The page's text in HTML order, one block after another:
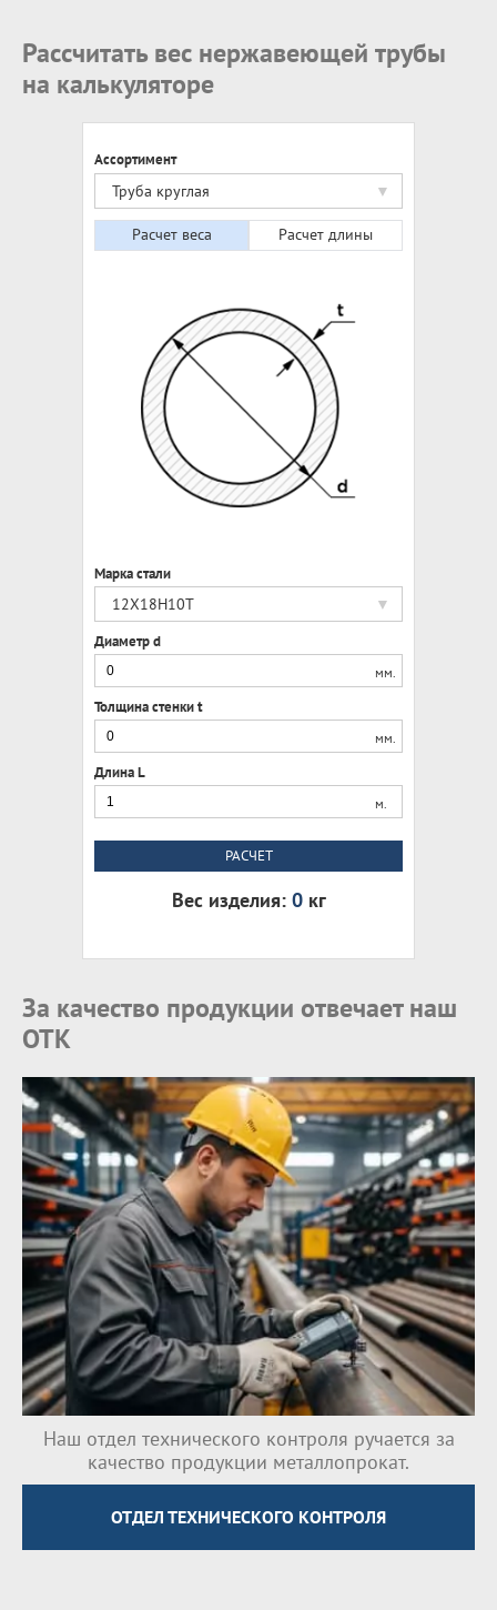
Рассчитать вес нержавеющей трубы
на калькуляторе
Ассортимент
Труба круглая
Расчет веса Расчет длины
Марка стали
12Х18Н10Т
Диаметр d
мм.
Толщина стенки t
мм.
Длина L
м.
РАСЧЕТ
Вес изделия: 0кг
За качество продукции отвечает наш
ОТК
Наш отдел технического контроля ручается за
качество продукции металлопрокат.
ОТДЕЛ ТЕХНИЧЕСКОГО КОНТРОЛЯ